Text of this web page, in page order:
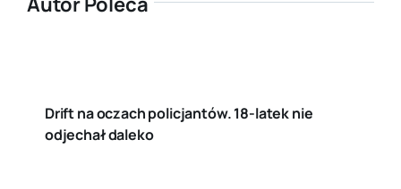
Drift na oczach policjantów. 18-latek nie
odjechał daleko